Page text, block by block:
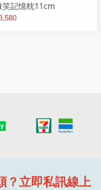
笑記憶枕11cm
？立即私訊線上